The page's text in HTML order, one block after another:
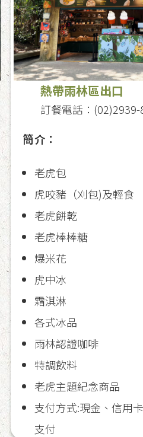
熱帶雨林區出口
訂餐電話：(02)2939-
簡介：
老虎包
虎咬豬（刈包)及輕食
老虎餅乾
老虎棒棒糖
爆米花
虎中冰
霜淇淋
各式冰品
雨林認證咖啡
特調飲料
老虎主題紀念商品
支付方式:現金、信用
支付